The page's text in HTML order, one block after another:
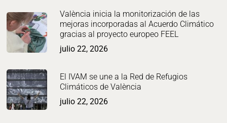
València inicia la monitorización de las
mejoras incorporadas al Acuerdo Climático
gracias al proyecto europeo FEEL
julio 22, 2026
El IVAM se une a la Red de Refugios
Climáticos de València
julio 22, 2026